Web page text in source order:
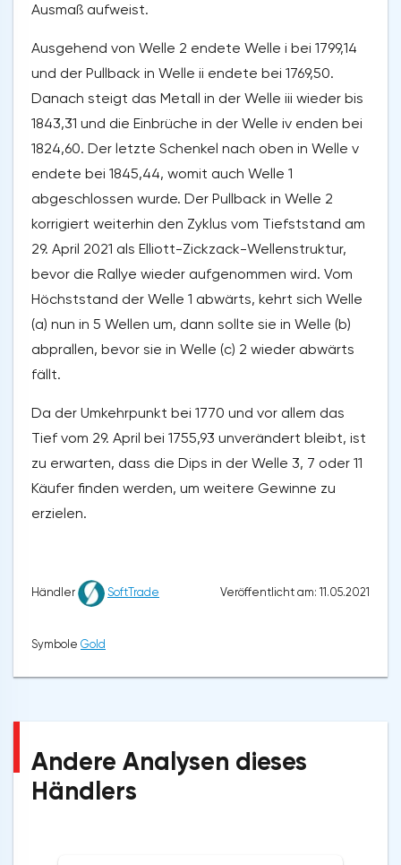
Ausmaß aufweist.
Ausgehend von Welle 2 endete Welle i bei 1799,14
und der Pullback in Welle ii endete bei 1769,50.
Danach steigt das Metall in der Welle iii wieder bis
1843,31 und die Einbrüche in der Welle iv enden bei
1824,60. Der letzte Schenkel nach oben in Welle v
endete bei 1845,44, womit auch Welle 1
abgeschlossen wurde. Der Pullback in Welle 2
korrigiert weiterhin den Zyklus vom Tiefststand am
29. April 2021 als Elliott-Zickzack-Wellenstruktur,
bevor die Rallye wieder aufgenommen wird. Vom
Höchststand der Welle 1 abwärts, kehrt sich Welle
(a) nun in 5 Wellen um, dann sollte sie in Welle (b)
abprallen, bevor sie in Welle (c) 2 wieder abwärts
fällt.
Da der Umkehrpunkt bei 1770 und vor allem das
Tief vom 29. April bei 1755,93 unverändert bleibt, ist
zu erwarten, dass die Dips in der Welle 3, 7 oder 11
Käufer finden werden, um weitere Gewinne zu
erzielen.
Händler SoftTrade Veröffentlicht am: 11.05.2021
Symbole Gold
Andere Analysen dieses
Händlers